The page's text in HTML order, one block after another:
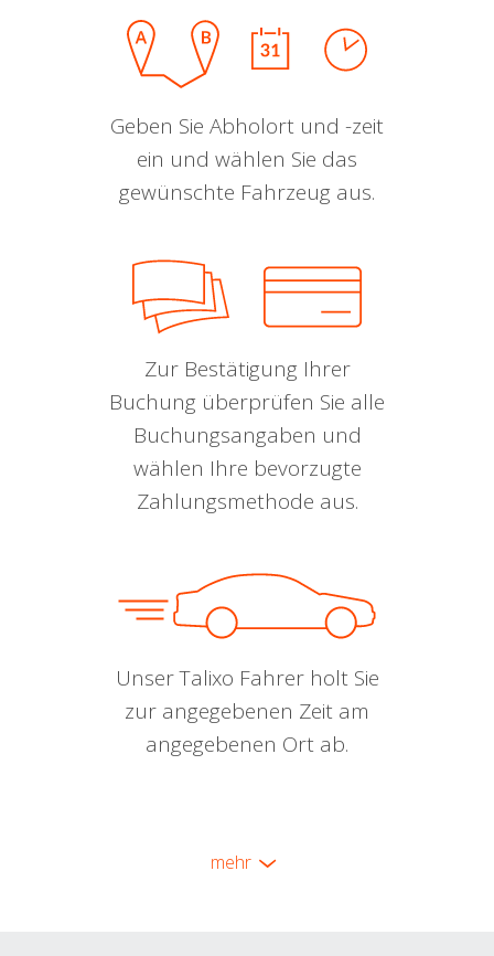
Geben Sie Abholort und -zeit
ein und wählen Sie das
gewünschte Fahrzeug aus.
Zur Bestätigung Ihrer
Buchung überprüfen Sie alle
Buchungsangaben und
wählen Ihre bevorzugte
Zahlungsmethode aus.
Unser Talixo Fahrer holt Sie
zur angegebenen Zeit am
angegebenen Ort ab.
mehr